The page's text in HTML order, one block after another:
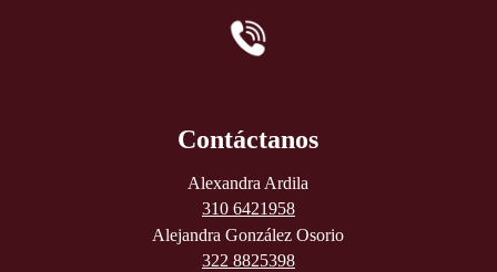
Contáctanos
Alexandra Ardila
310 6421958
Alejandra González Osorio
322 8825398